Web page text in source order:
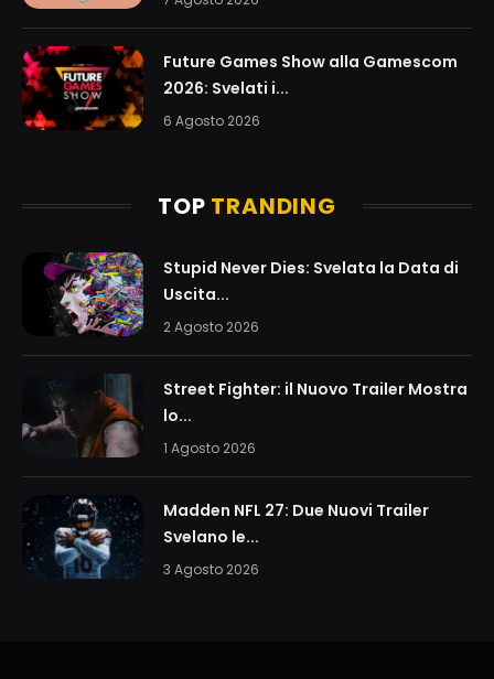
Future Games Show alla Gamescom
2026: Svelati i...
6 Agosto 2026
TOP TRANDING
Stupid Never Dies: Svelata la Data di
Uscita...
2 Agosto 2026
Street Fighter: il Nuovo Trailer Mostra
lo...
1 Agosto 2026
Madden NFL 27: Due Nuovi Trailer
Svelano le...
3 Agosto 2026